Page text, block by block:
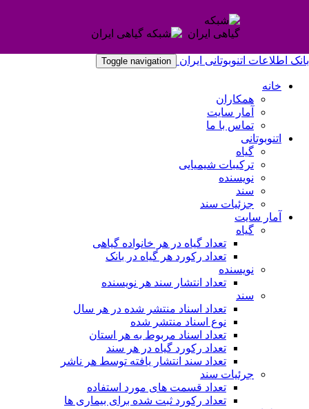
بانک اطلاعات اتنوبوتانی ایران Toggle navigation
خانه
همکاران
آمار سایت
تماس با ما
اتنوبوتانی
گیاه
ترکیبات شیمیایی
نویسنده
سند
جزئیات سند
آمار سایت
گیاه
تعداد گیاه در هر خانواده گیاهی
تعداد رکورد هر گیاه در بانک
نویسنده
تعداد انتشار سند هر نویسنده
سند
تعداد اسناد منتشر شده در هر سال
نوع اسناد منتشر شده
تعداد اسناد مربوط به هر استان
تعداد رکورد گیاه در هر سند
تعداد سند انتشار یافته توسط هر ناشر
جرئیات سند
تعداد قسمت های مورد استفاده
تعداد رکورد ثبت شده برای بیماری ها